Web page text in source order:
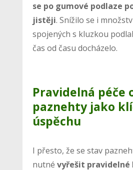
se po gumové podlaze
jistěji. Snížilo se i
spojených s kluzkou
čas od času docházelo.
Pravidelná péče
paznehty jako
úspěchu
I přesto, že se stav
nutné vyřešit pravidelné